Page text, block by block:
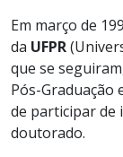
Em março de
da UFPR
que se
Pós-Graduação
de participar de
doutorado.